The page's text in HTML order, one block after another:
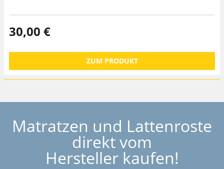
30,00 €
ZUM PRODUKT
Matratzen und Lattenroste
direkt vom
Hersteller kaufen!